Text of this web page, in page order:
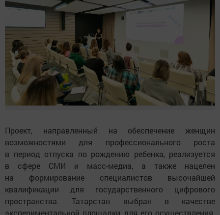
Проект, направленный на обеспечение женщин
возможностями для профессионального роста
в период отпуска по рождению ребенка, реализуется
в сфере СМИ и масс-медиа, а также нацелен
на формирование специалистов высочайшей
квалификации для государственного цифрового
пространства. Татарстан выбран в качестве
экспериментальной площадки для его осуществления.